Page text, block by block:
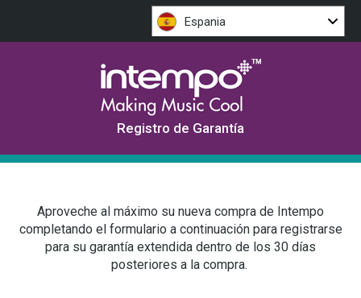
Espania
Registro de Garantía
Aproveche al máximo su nueva compra de Intempo
completando el formulario a continuación para registrarse
para su garantía extendida dentro de los 30 días
posteriores a la compra.